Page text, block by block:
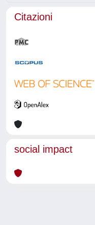
Citazioni
social impact